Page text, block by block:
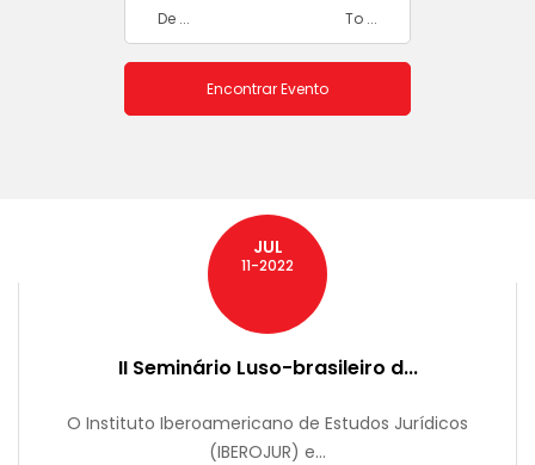
JUL
11-2022
II Seminário Luso-brasileiro d...
O Instituto Iberoamericano de Estudos Jurídicos
(IBEROJUR) e...